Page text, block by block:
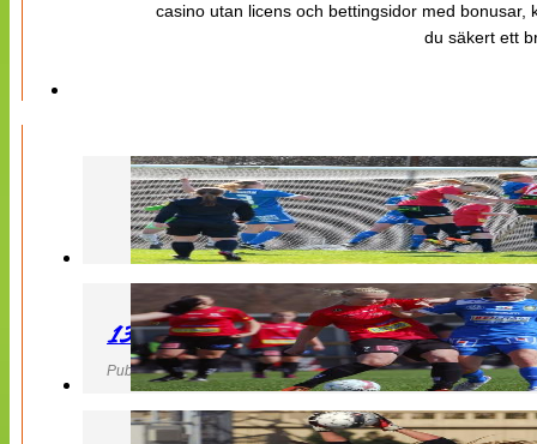
casino utan licens och bettingsidor med
du säkert ett
130427 LB 07 – QBIK
Publicerad 27 April 2013, 22:40